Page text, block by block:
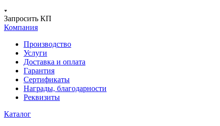
Запросить КП
Компания
Производство
Услуги
Доставка и оплата
Гарантия
Сертификаты
Награды, благодарности
Реквизиты
Каталог